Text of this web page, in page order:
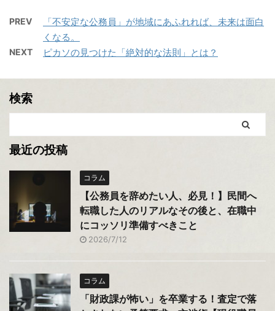
PREV
「不安定な公務員」が地域にあふれれば、未来は面白
くなる。
NEXT ピカソの見つけた「絶対的な法則」とは？
検索
最近の投稿
コラム
【公務員を辞めたい人、必見！】民間へ
転職した人のリアルなその後と、在職中
にコッソリ準備すべきこと
2026/7/12
コラム
「財政課が怖い」を卒業する！査定で落